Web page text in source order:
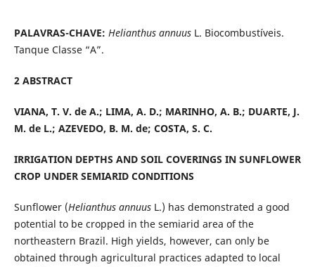
PALAVRAS-CHAVE: Helianthus annuus L. Biocombustíveis.
Tanque Classe “A”.
2 ABSTRACT
VIANA, T. V. de A.; LIMA, A. D.; MARINHO, A. B.; DUARTE, J.
M. de L.; AZEVEDO, B. M. de; COSTA, S. C.
IRRIGATION DEPTHS AND SOIL COVERINGS IN SUNFLOWER
CROP UNDER SEMIARID CONDITIONS
Sunflower (Helianthus annuusL.) has demonstrated a good
potential to be cropped in the semiarid area of the
northeastern Brazil. High yields, however, can only be
obtained through agricultural practices adapted to local